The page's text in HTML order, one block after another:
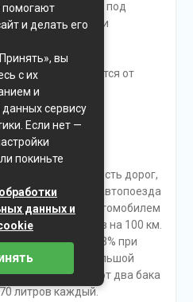
топлива
загруженность дорог,
буксируемого автопоезда
топлива автомобилем
от 36 до 42 литров на 100 км.
его примерно на 3% при
контроля. Большой
обеспечивают два бака
литров каждый.
помогают
и делать его
вы
с их
и
сервису
Если нет —
покиньте
данных и